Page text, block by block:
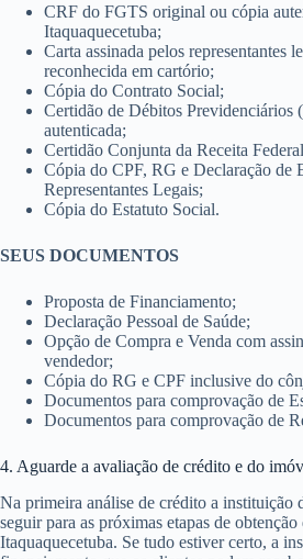
CRF do FGTS original ou cópia
Itaquaquecetuba;
Carta assinada pelos representantes
reconhecida em cartório;
Cópia do Contrato Social;
Certidão de Débitos Previdenciários
autenticada;
Certidão Conjunta da Receita
Cópia do CPF, RG e Declaração de
Representantes Legais;
Cópia do Estatuto Social.
SEUS DOCUMENTOS
Proposta de Financiamento;
Declaração Pessoal de Saúde;
Opção de Compra e Venda com
vendedor;
Cópia do RG e CPF inclusive do
Documentos para comprovação de
Documentos para comprovação de
4. Aguarde a avaliação de crédito e do
Na primeira análise de crédito a instituição
seguir para as próximas etapas de
Itaquaquecetuba. Se tudo estiver certo, a